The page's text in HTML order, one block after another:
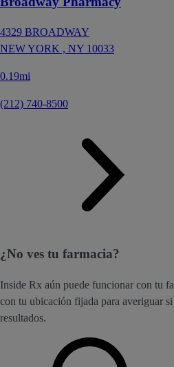
4329 BROADWAY
NEW YORK , NY 10033
0.19mi
(212) 740-8500
¿No ves tu farmacia?
Inside Rx aún puede funcionar con tu
con tu ubicación fijada para averiguar
resultados.